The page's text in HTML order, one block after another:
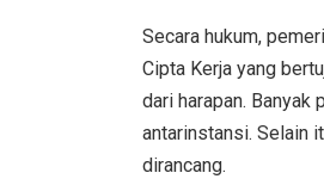
Secara hukum,
Cipta Kerja yang
dari harapan. Banyak
antarinstansi. Selain
dirancang.